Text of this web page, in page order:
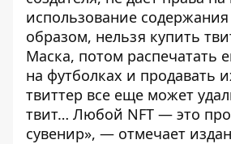
использование
образом, нельзя купить
Маска, потом распечатать
на футболках и продавать
твиттер все еще может
твит… Любой NFT — это
сувенир», — отмечает